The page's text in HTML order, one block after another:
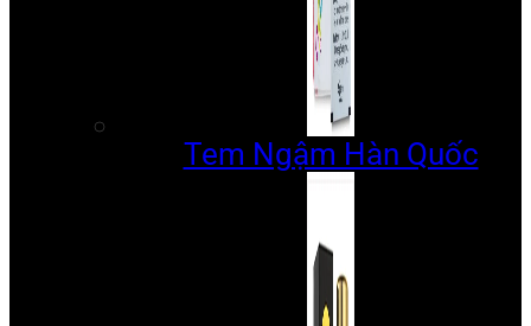
Tem Ngậm Hàn Quốc